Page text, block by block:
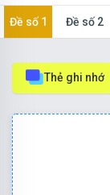
Đề số 1 Đề số 2
Thẻ ghi nhớ